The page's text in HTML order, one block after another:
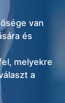
van
és
melyekre
a